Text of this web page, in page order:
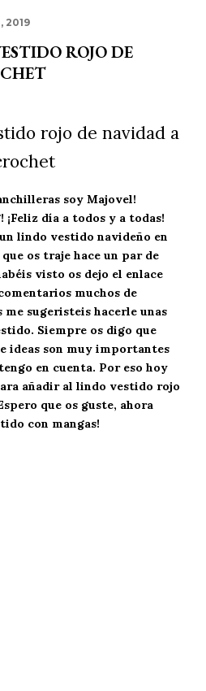
2019
ROJO DE
rojo de navidad a
soy Majovel!
¡Feliz día a todos y a todas!
lindo vestido navideño en
os traje hace un par de
visto os dejo el enlace
muchos de
sugeristeis hacerle unas
Siempre os digo que
ideas son muy importantes
en cuenta. Por eso hoy
añadir al lindo vestido rojo
que os guste, ahora
con mangas!